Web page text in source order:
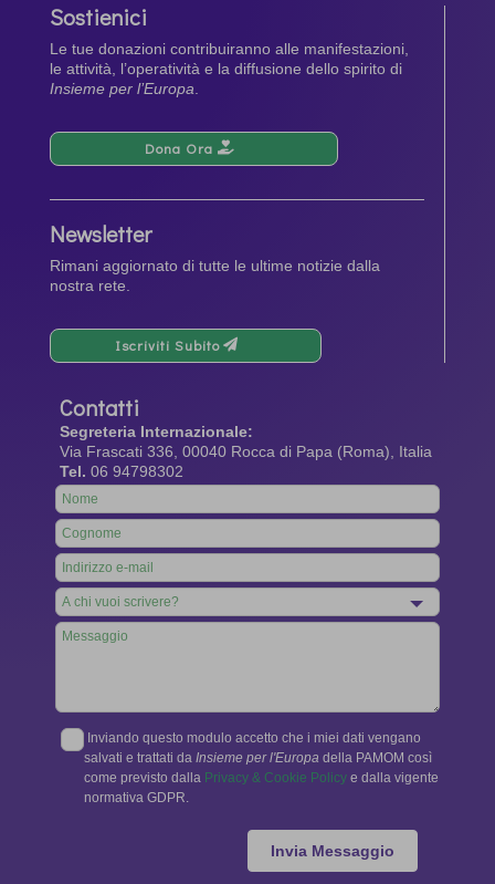
Sostienici
Le tue donazioni contribuiranno alle manifestazioni,
le attività, l’operatività e la diffusione dello spirito di
Insieme per l’Europa
Dona Ora
Newsletter
Rimani aggiornato di tutte le ultime notizie dalla
nostra rete.
Iscriviti Subito
Contatti
Segreteria Internazionale:
Via Frascati 336, 00040 Rocca di Papa (Roma), Italia
Tel. 06 94798302
Leave
this
field
blank
Inviando questo modulo accetto che i miei dati vengano
salvati e trattati da Insieme per l'Europa della PAMOM così
come previsto dalla Privacy & Cookie Policy e dalla vigente
normativa GDPR.
Invia Messaggio